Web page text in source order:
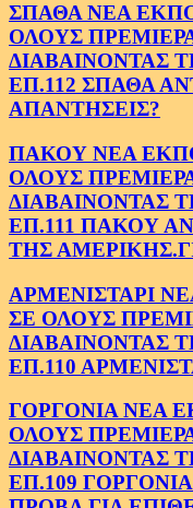
ΣΠΑΘΑ ΝΕΑ
ΟΛΟΥΣ
ΔΙΑΒΑΙΝΟΝΤΑΣ
ΕΠ.112 ΣΠΑΘΑ
ΑΠΑΝΤΗΣΕΙΣ?
ΠΑΚΟΥ ΝΕΑ
ΟΛΟΥΣ
ΔΙΑΒΑΙΝΟΝΤΑΣ
ΕΠ.111 ΠΑΚΟΥ
ΤΗΣ
ΑΡΜΕΝΙΣΤΑΡΙ
ΣΕ ΟΛΟΥΣ
ΔΙΑΒΑΙΝΟΝΤΑΣ
ΕΠ.110
ΓΟΡΓΟΝΙΑ ΝΕΑ
ΟΛΟΥΣ
ΔΙΑΒΑΙΝΟΝΤΑΣ
ΕΠ.109